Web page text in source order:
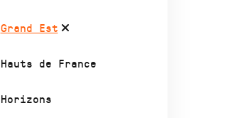
Grand Est
Hauts de France
Horizons